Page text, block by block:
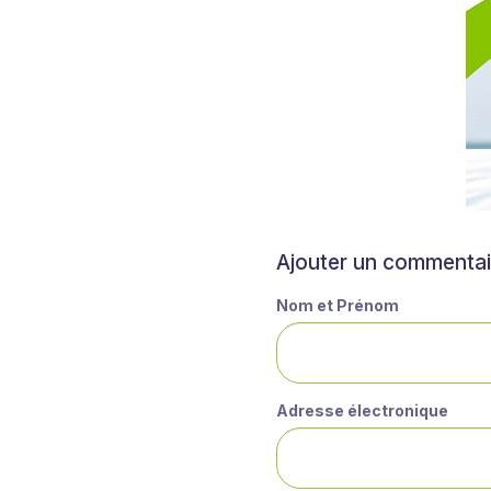
Ajouter un
Nom et Prénom
Adresse électronique